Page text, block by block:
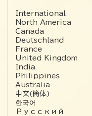
International
North America
Canada
Deutschland
France
United Kingdom
India
Philippines
Australia
中文(簡体)
한국어
Русский